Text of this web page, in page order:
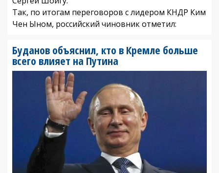
Так, по итогам переговоров с лидером КНДР Ким
Чен Ыном, российский чиновник отметил:
Буданов объяснил, кто в Кремле больше
всего влияет на Путина